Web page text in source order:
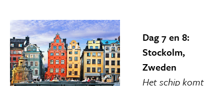
Dag 7 en 8:
Stockolm,
Zweden
Het schip komt